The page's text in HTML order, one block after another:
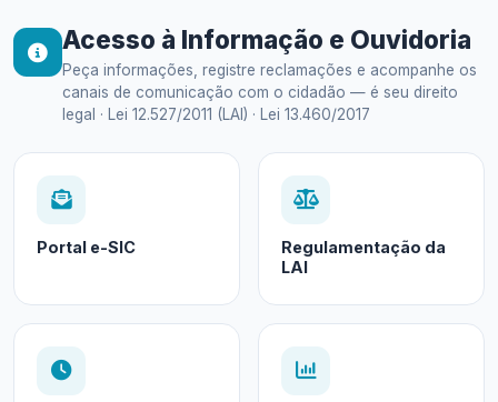
Acesso à Informação e Ouvidoria
Peça informações, registre reclamações e acompanhe os
canais de comunicação com o cidadão — é seu direito
legal · Lei 12.527/2011 (LAI) · Lei 13.460/2017
Portal e-SIC
Regulamentação da
LAI